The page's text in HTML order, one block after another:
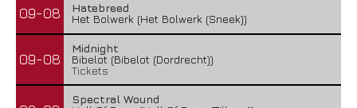
09-08
Hatebreed
Het Bolwerk (Het Bolwerk (Sneek))
09-08
Midnight
Bibelot (Bibelot (Dordrecht))
Tickets
Spectral Wound